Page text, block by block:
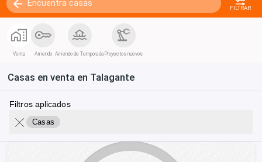
FILTRAR
Venta Arriendo Arriendo de Temporada Proyectos nuevos
Casas en venta en Talagante
Filtros aplicados
Casas